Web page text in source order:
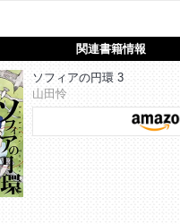
関連書籍情報
ソフィアの円環 3
山田怜